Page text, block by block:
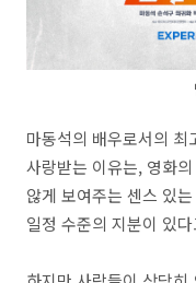
마동석의 배우로서의
사랑받는 이유는, 영화
않게 보여주는 센스 있
일정 수준의 지분이 있